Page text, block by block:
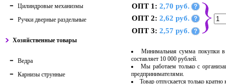
Цилиндровые механизмы
Ручки дверные раздельные
Хозяйственные товары
Ведра
Карнизы струнные
ОПТ 1: 2,70 руб. ?
ОПТ 2: 2,62 руб. ?
ОПТ 3: 2,57 руб. ?
Минимальная сумма покупки в
составляет 10 000 рублей.
Мы работаем только с
предпринимателями.
Товар отпускается только